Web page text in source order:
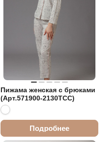
Пижама женская с брюками
(Арт.571900-2130TCC)
Подробнее